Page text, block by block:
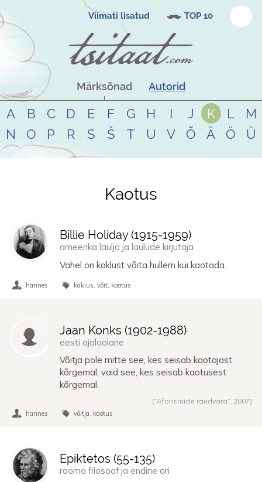
Viimati lisatud TOP 10
Märksõnad Autorid
A B C D E F G H I J K L
M
N
O P R S Š T U V Õ Ä Ö Ü
Tsitaadid teemalkaotus
Kaotus
Billie Holiday (1915-1959)
ameerika laulja ja laulude kirjutaja
Vahel on kaklust võita hullem kui kaotada.
hannes kaklus võit kaotus
Jaan Konks (1902-1988)
eesti ajaloolane
Võitja pole mitte see, kes seisab kaotajast
kõrgemal, vaid see, kes seisab kaotusest
kõrgemal.
(“Aforismide raudvara”, 2007)
hannes võitja kaotus
Epiktetos (55-135)
rooma filosoof ja endine ori